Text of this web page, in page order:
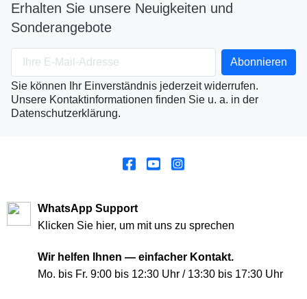
Erhalten Sie unsere Neuigkeiten und
Sonderangebote
Sie können Ihr Einverständnis jederzeit widerrufen.
Unsere Kontaktinformationen finden Sie u. a. in der
Datenschutzerklärung.
WhatsApp Support
Klicken Sie hier, um mit uns zu sprechen
Wir helfen Ihnen — einfacher Kontakt.
Mo. bis Fr. 9:00 bis 12:30 Uhr / 13:30 bis 17:30 Uhr